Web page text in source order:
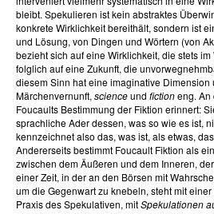
bleibt. Spekulieren ist kein abstraktes
konkrete Wirklichkeit bereithält, sondern ist
und Lösung, von Dingen und Wörtern (von
bezieht sich auf eine Wirklichkeit, die stets
folglich auf eine Zukunft, die
diesem Sinn hat eine imaginative Dimension
Märchenvernunft, scienceund fictioneng. An
Foucaults Bestimmung der Fiktion erinnert:
sprachliche Ader dessen, was so wie es ist,
kennzeichnet also das, was ist, als etwas,
Andererseits bestimmt Foucault Fiktion als
zwischen dem Äußeren und dem Inneren,
einer Zeit, in der an den Börsen mit
um die Gegenwart zu knebeln, steht mit
Praxis des Spekulativen, mitSpekulationen